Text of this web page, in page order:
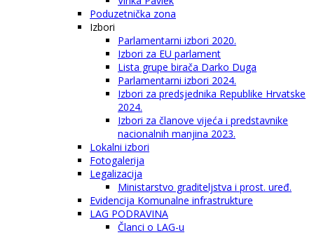
Poduzetnička zona
Izbori
Parlamentarni izbori 2020.
Izbori za EU parlament
Lista grupe birača Darko Duga
Parlamentarni izbori 2024.
Izbori za predsjednika Republike Hrvatske
2024.
Izbori za članove vijeća i predstavnike
nacionalnih manjina 2023.
Lokalni izbori
Fotogalerija
Legalizacija
Ministarstvo graditeljstva i prost. uređ.
Evidencija Komunalne infrastrukture
LAG PODRAVINA
Članci o LAG-u